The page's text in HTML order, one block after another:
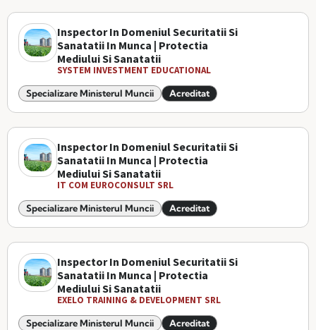
Inspector In Domeniul Securitatii Si
Sanatatii In Munca | Protectia
Mediului Si Sanatatii
SYSTEM INVESTMENT EDUCATIONAL
Specializare Ministerul Muncii Acreditat
Inspector In Domeniul Securitatii Si
Sanatatii In Munca | Protectia
Mediului Si Sanatatii
IT COM EUROCONSULT SRL
Specializare Ministerul Muncii Acreditat
Inspector In Domeniul Securitatii Si
Sanatatii In Munca | Protectia
Mediului Si Sanatatii
EXELO TRAINING & DEVELOPMENT SRL
Specializare Ministerul Muncii Acreditat